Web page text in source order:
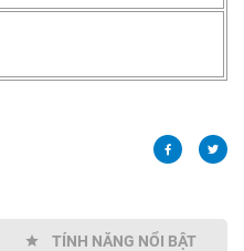
TÍNH NĂNG NỔI BẬT